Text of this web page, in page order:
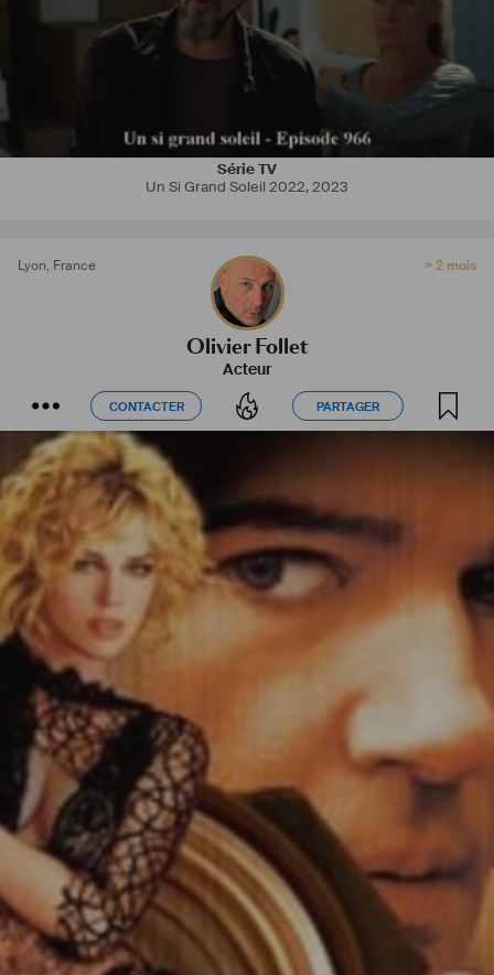
Série TV
Un Si Grand Soleil 2022,2023
Lyon, France > 2 mois
Olivier Follet
Acteur
CONTACTER PARTAGER
CONTACTER PARTAGER